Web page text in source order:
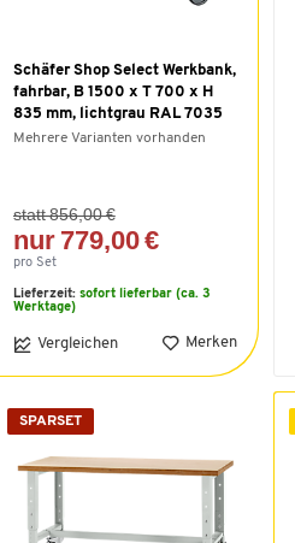
Schäfer Shop Select Werkbank,
fahrbar, B 1500 x T 700 x H
835 mm, lichtgrau RAL 7035
Mehrere Varianten vorhanden
statt 856,00 €
nur 779,00 €
pro Set
Lieferzeit: sofort lieferbar (ca. 3
Werktage)
Vergleichen Merken
SPARSET